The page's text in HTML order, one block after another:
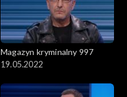
Magazyn kryminalny 997
19.05.2022